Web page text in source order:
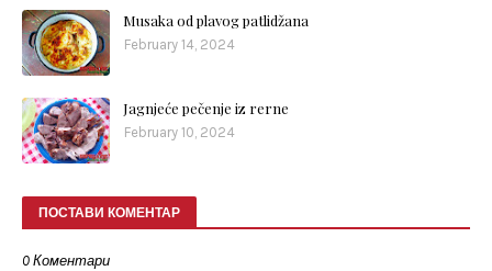
Musaka od plavog patlidžana
February 14, 2024
Jagnjeće pečenje iz rerne
February 10, 2024
ПОСТАВИ КОМЕНТАР
0 Коментари